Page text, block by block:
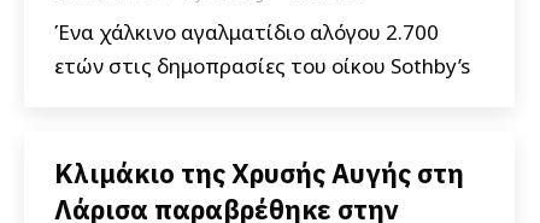
Ένα χάλκινο αγαλματίδιο αλόγου 2.700
ετών στις δημοπρασίες του οίκου Sothby’s
Κλιμάκιο της Χρυσής Αυγής στη
Λάρισα παραβρέθηκε στην